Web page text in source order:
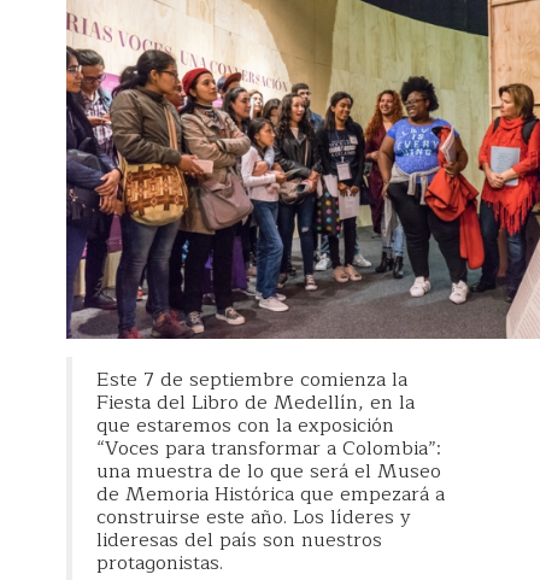
Este 7 de septiembre comienza la
Fiesta del Libro de Medellín, en la
que estaremos con la exposición
“Voces para transformar a Colombia”:
una muestra de lo que será el Museo
de Memoria Histórica que empezará a
construirse este año. Los líderes y
lideresas del país son nuestros
protagonistas.